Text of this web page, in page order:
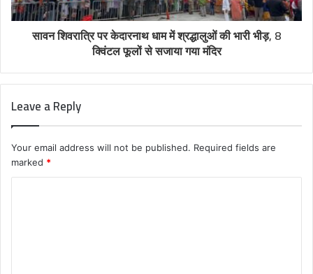
सावन शिवरात्रि पर केदारनाथ धाम में श्रद्धालुओं की भारी भीड़, 8
क्विंटल फूलों से सजाया गया मंदिर
Leave a Reply
Your email address will not be published. Required fields are
marked *